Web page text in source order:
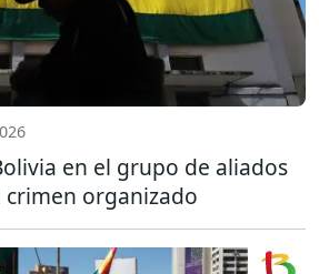
en el grupo de aliados
organizado